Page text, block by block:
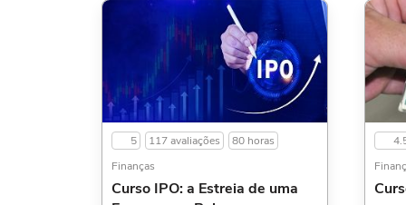
5 117 avaliações
80 horas
Finanças
Curso IPO: a Estreia de uma